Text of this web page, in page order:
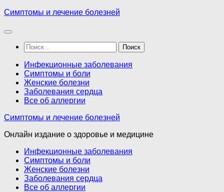
Перейти
содержимому
Симптомы и лечение болезней
Найти:
Инфекционные заболевания
Симптомы и боли
Женские болезни
Заболевания сердца
Все об аллергии
Симптомы и лечение болезней
Онлайн издание о здоровье и медицине
Инфекционные заболевания
Симптомы и боли
Женские болезни
Заболевания сердца
Все об аллергии